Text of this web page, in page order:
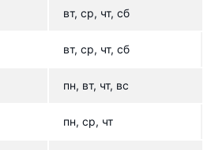
вт, ср, чт, сб
вт, ср, чт, сб
пн, вт, чт, вс
пн, ср, чт